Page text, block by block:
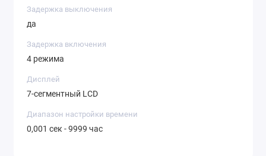
Задержка выключения
да
Задержка включения
4 режима
Дисплей
7-сегментный LCD
Диапазон настройки времени
0,001 сек - 9999 час